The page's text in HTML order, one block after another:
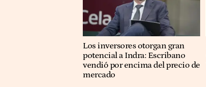
Los inversores otorgan gran
potencial a Indra: Escribano
vendió por encima del precio de
mercado